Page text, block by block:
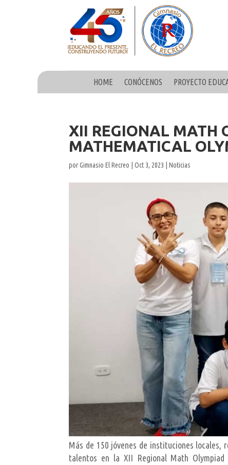
HOME CONÓCENOS PROYECTO
XII REGIONAL MATH
MATHEMATICAL
porGimnasio El Recreo |Oct 3, 2023 |Noticias
Más de 150 jóvenes de instituciones locales,
talentos en la XII Regional Math